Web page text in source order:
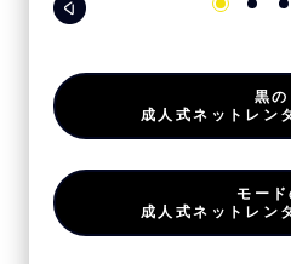
黒の
成人式ネットレン
モード
成人式ネットレン